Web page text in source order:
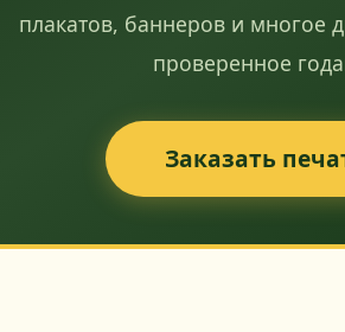
плакатов, баннеров и многое
проверенное
Заказать